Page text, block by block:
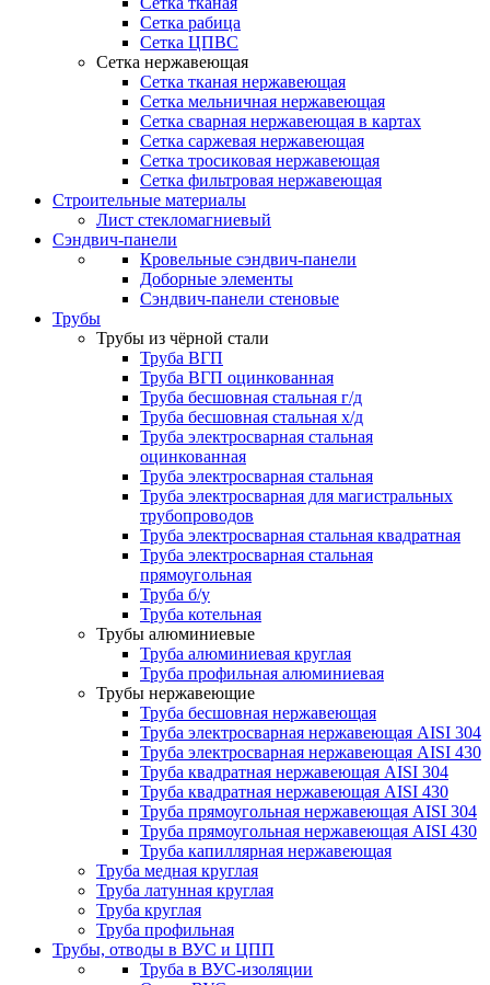
Сетка рабица
Сетка ЦПВС
Сетка нержавеющая
Сетка тканая нержавеющая
Сетка мельничная нержавеющая
Сетка сварная нержавеющая в картах
Сетка саржевая нержавеющая
Сетка тросиковая нержавеющая
Сетка фильтровая нержавеющая
Строительные материалы
Лист стекломагниевый
Сэндвич-панели
Кровельные сэндвич-панели
Доборные элементы
Сэндвич-панели стеновые
Трубы
Трубы из чёрной стали
Труба ВГП
Труба ВГП оцинкованная
Труба бесшовная стальная г/д
Труба бесшовная стальная х/д
Труба электросварная стальная
оцинкованная
Труба электросварная стальная
Труба электросварная для магистральных
трубопроводов
Труба электросварная стальная квадратная
Труба электросварная стальная
прямоугольная
Труба б/у
Труба котельная
Трубы алюминиевые
Труба алюминиевая круглая
Труба профильная алюминиевая
Трубы нержавеющие
Труба бесшовная нержавеющая
Труба электросварная нержавеющая AISI 304
Труба электросварная нержавеющая AISI 430
Труба квадратная нержавеющая AISI 304
Труба квадратная нержавеющая AISI 430
Труба прямоугольная нержавеющая AISI 304
Труба прямоугольная нержавеющая AISI 430
Труба капиллярная нержавеющая
Труба медная круглая
Труба латунная круглая
Труба круглая
Труба профильная
Трубы, отводы в ВУС и ЦПП
Труба в ВУС-изоляции